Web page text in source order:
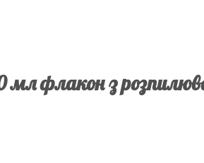
мл флакон з